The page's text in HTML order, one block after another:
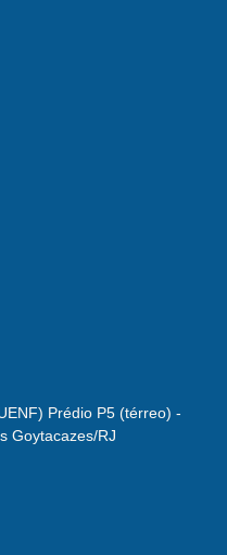
Prédio P5 (térreo) -
Goytacazes/RJ